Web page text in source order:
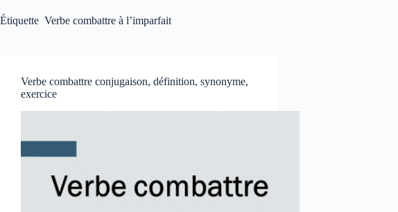
Étiquette Verbe combattre à l’imparfait
Verbe combattre conjugaison, définition, synonyme,
exercice